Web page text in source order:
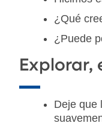
¿Qué
¿Puede
Deje que